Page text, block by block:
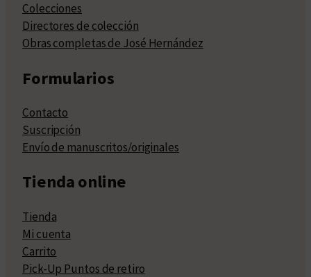
Colecciones
Directores de colección
Obras completas de José Hernández
Formularios
Contacto
Suscripción
Envío de manuscritos/originales
Tienda online
Tienda
Mi cuenta
Carrito
Pick-Up Puntos de retiro